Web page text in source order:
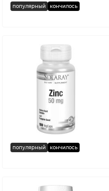
популярный кончилось
популярный кончилось